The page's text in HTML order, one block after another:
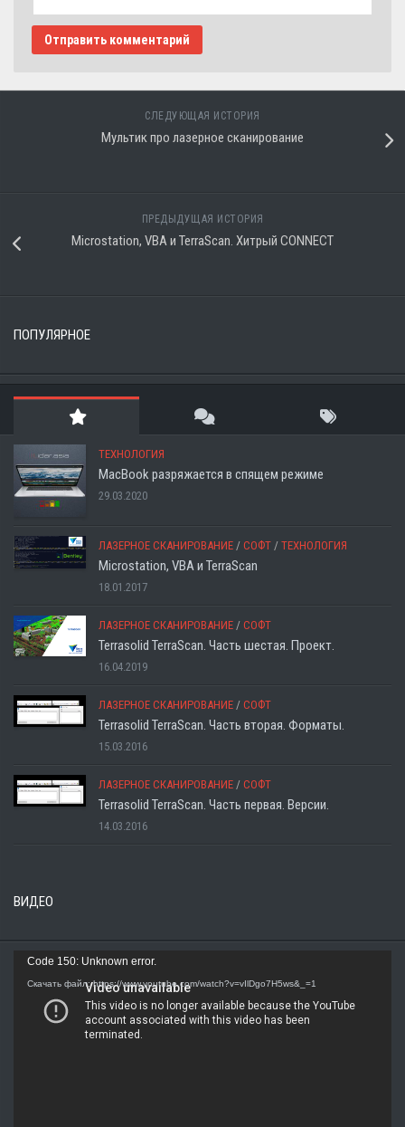
СЛЕДУЮЩАЯ ИСТОРИЯ
Мультик про лазерное сканирование
ПРЕДЫДУЩАЯ ИСТОРИЯ
Microstation, VBA и TerraScan. Хитрый CONNECT
ПОПУЛЯРНОЕ
ТЕХНОЛОГИЯ
MacBook разряжается в спящем режиме
29.03.2020
ЛАЗЕРНОЕ СКАНИРОВАНИЕ / СОФТ / ТЕХНОЛОГИЯ
Microstation, VBA и TerraScan
18.01.2017
ЛАЗЕРНОЕ СКАНИРОВАНИЕ / СОФТ
Terrasolid TerraScan. Часть шестая. Проект.
16.04.2019
ЛАЗЕРНОЕ СКАНИРОВАНИЕ / СОФТ
Terrasolid TerraScan. Часть вторая. Форматы.
15.03.2016
ЛАЗЕРНОЕ СКАНИРОВАНИЕ / СОФТ
Terrasolid TerraScan. Часть первая. Версии.
14.03.2016
ВИДЕО
Видеоплеер
Code 150: Unknown error.
Скачать файл: https://www.youtube.com/watch?v=vIlDgo7H5ws&_=1